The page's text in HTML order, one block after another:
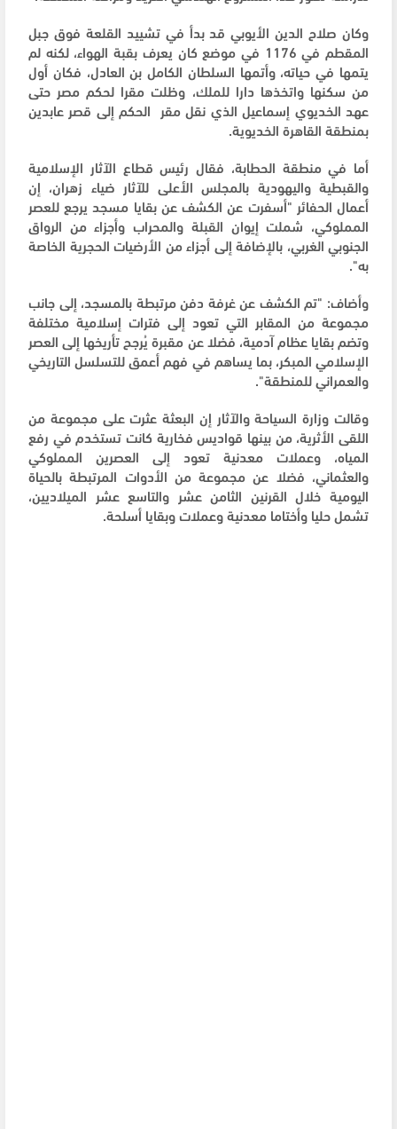
وكان صلاح الدين الأيوبي قد بدأ في تشييد القلعة فوق جبل
المقطم في 1176 في موضع كان يعرف بقبة الهواء، لكنه لم
يتمها في حياته، وأتمها السلطان الكامل بن العادل، فكان أول
من سكنها واتخذها دارا للملك، وظلت مقرا لحكم مصر حتى
عهد الخديوي إسماعيل الذي نقل مقر الحكم إلى قصر عابدين
⁠بمنطقة القاهرة الخديوية.
أما في منطقة الحطابة، فقال رئيس قطاع الآثار الإسلامية
والقبطية واليهودية بالمجلس الأعلى للآثار ضياء زهران، إن
أعمال الحفائر "أسفرت عن الكشف عن بقايا مسجد يرجع للعصر
⁠المملوكي، شملت إيوان القبلة والمحراب وأجزاء من الرواق
الجنوبي الغربي، بالإضافة إلى أجزاء من الأرضيات الحجرية الخاصة
به".
وأضاف: "تم الكشف عن ⁠غرفة دفن مرتبطة بالمسجد، إلى جانب
مجموعة من المقابر التي تعود إلى فترات إسلامية مختلفة
وتضم بقايا عظام آدمية، فضلا عن مقبرة يُرجح تأريخها إلى العصر
الإسلامي المبكر، بما يساهم في فهم ​أعمق للتسلسل التاريخي
والعمراني للمنطقة".
وقالت وزارة السياحة والآثار ⁠إن البعثة عثرت على مجموعة من
اللقى الأثرية، ​من بينها قواديس فخارية كانت تستخدم في رفع
المياه، وعملات معدنية تعود إلى العصرين المملوكي
والعثماني، فضلا عن مجموعة من الأدوات المرتبطة بالحياة
اليومية خلال القرنين الثامن عشر والتاسع عشر الميلاديين،
تشمل حليا وأختاما معدنية وعملات وبقايا أسلحة.